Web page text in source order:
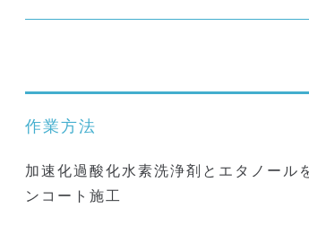
作業方法
加速化過酸化水素洗浄剤とエタノー
ンコート施工